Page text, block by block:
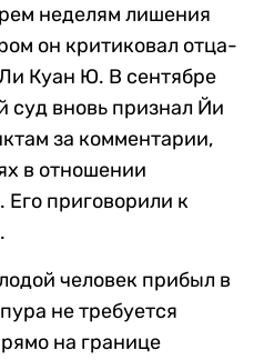
неделям лишения
он критиковал отца-
Куан Ю. В сентябре
суд вновь признал Йи
за комментарии,
в отношении
Его приговорили к
человек прибыл в
не требуется
на границе